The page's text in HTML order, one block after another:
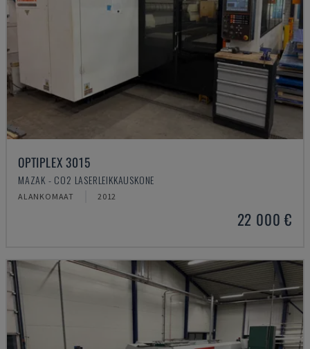
OPTIPLEX 3015
MAZAK - CO2 LASERLEIKKAUSKONE
ALANKOMAAT 2012
22 000 €